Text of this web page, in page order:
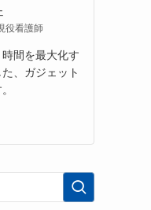
役看護師
間を最大化す
、ガジェット